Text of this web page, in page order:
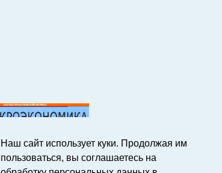
Наш сайт использует куки. Продолжая им
пользоваться, вы соглашаетесь на